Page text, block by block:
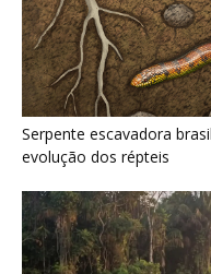
Como a majestosa onça
e sustenta o equilíbrio
Últimas noticias